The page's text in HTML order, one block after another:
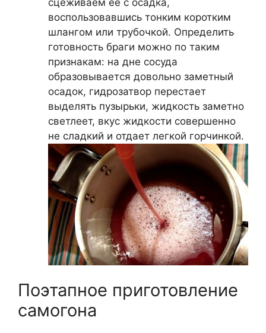
воспользовавшись тонким коротким
шлангом или трубочкой. Определить
готовность браги можно по таким
признакам: на дне сосуда
образовывается довольно заметный
осадок, гидрозатвор перестает
выделять пузырьки, жидкость заметно
светлеет, вкус жидкости совершенно
не сладкий и отдает легкой горчинкой.
Поэтапное приготовление
самогона